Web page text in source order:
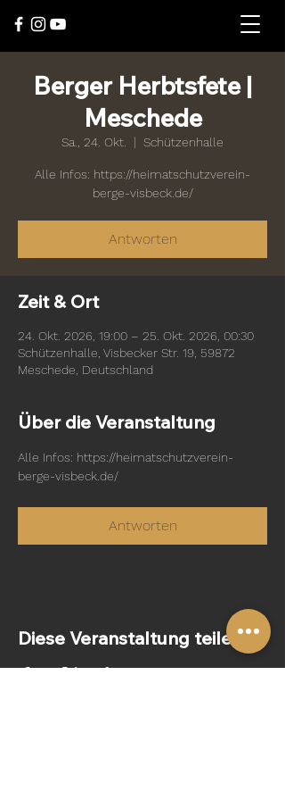
Berger Herbtsfete |
Meschede
Sa., 24. Okt.
  |
Schützenhalle
Alle Infos: https://heimatschutzverein-
berge-visbeck.de/
Antworten
Zeit & Ort
24. Okt. 2026, 19:00 – 25. Okt. 2026, 00:30
Schützenhalle, Visbecker Str. 19, 59872
Meschede, Deutschland
Über die Veranstaltung
Alle Infos: https://heimatschutzverein-
berge-visbeck.de/
Antworten
Diese Veranstaltung teilen